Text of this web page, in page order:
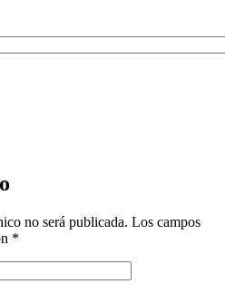
no será publicada. Los campos
*